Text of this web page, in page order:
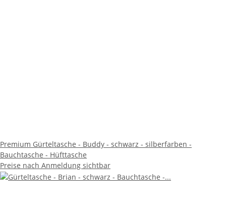
Premium Gürteltasche - Buddy - schwarz - silberfarben -
Bauchtasche - Hüfttasche
Preise nach Anmeldung sichtbar